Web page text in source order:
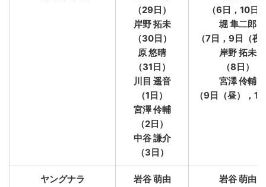
（29日）
岸野 拓未
（30日）
原 悠晴
（31日）
川目 遥音
（1日）
宮澤 伶輔
（2日）
中谷 謙介
（3日）
（6日，10日
堀 隼二郎
（7日，9日（夜
岸野 拓未
（8日）
宮澤 伶輔
（9日（昼），11
ヤングナラ
岩谷 萌由
岩谷 萌由